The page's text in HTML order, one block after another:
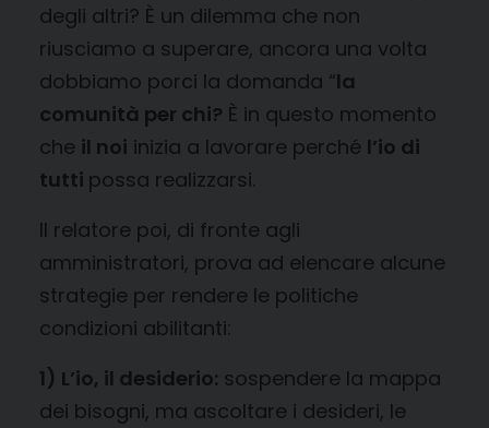
degli altri? È un dilemma che non
riusciamo a superare, ancora una volta
dobbiamo porci la domanda “la
comunità per chi? È in questo momento
che il noi inizia a lavorare perché l’io di
tutti possa realizzarsi.
Il relatore poi, di fronte agli
amministratori, prova ad elencare alcune
strategie per rendere le politiche
condizioni abilitanti:
1) L’io, il desiderio: sospendere la mappa
dei bisogni, ma ascoltare i desideri, le